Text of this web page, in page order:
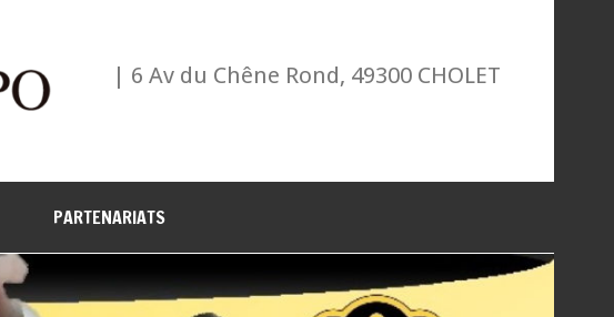
| 6 Av du Chêne Rond, 49300 CHOLET
PARTENARIATS